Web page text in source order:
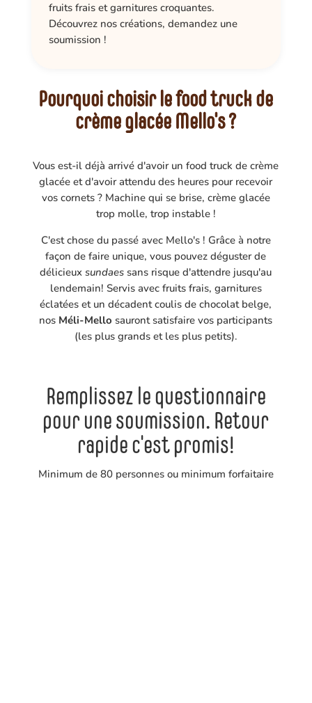
fruits frais et garnitures croquantes.
Découvrez nos créations, demandez une
soumission !
Pourquoi choisir le food truck de
crème glacée Mello's ?
Vous est-il déjà arrivé d'avoir un food truck de crème
glacée et d'avoir attendu des heures pour recevoir
vos cornets ? Machine qui se brise, crème glacée
trop molle, trop instable !
C'est chose du passé avec Mello's ! Grâce à notre
façon de faire unique, vous pouvez déguster de
délicieuxsundaes sans risque d'attendre jusqu'au
lendemain! Servis avec fruits frais, garnitures
éclatées et un décadent coulis de chocolat belge,
nos Méli-Mellosauront satisfaire vos participants
(les plus grands et les plus petits).
Remplissez le questionnaire
pour une soumission. Retour
rapide c'est promis!
Minimum de 80 personnes ou minimum forfaitaire